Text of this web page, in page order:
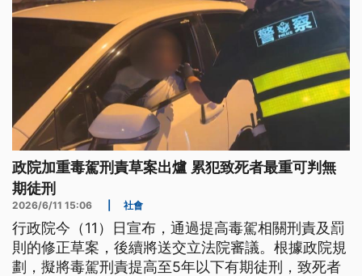
政院加重毒駕刑責草案出爐 累犯致死者最重可判無
期徒刑
2026/6/11 15:06 社會
行政院今（11）日宣布，通過提高毒駕相關刑責及罰
則的修正草案，後續將送交立法院審議。根據政院規
劃，擬將毒駕刑責提高至5年以下有期徒刑，致死者